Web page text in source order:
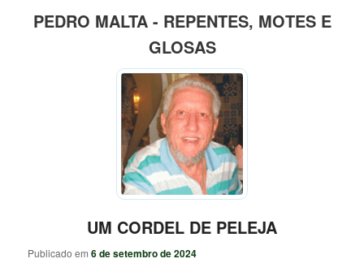
PEDRO MALTA - REPENTES, MOTES E
GLOSAS
UM CORDEL DE PELEJA
Publicado em6 de setembro de 2024